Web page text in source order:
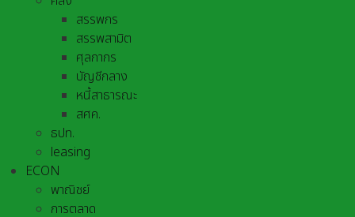
สรรพกร
สรรพสามิต
ศุลกากร
บัญชีกลาง
หนี้สาธารณะ
สศค.
ธปท.
leasing
ECON
พาณิชย์
การตลาด